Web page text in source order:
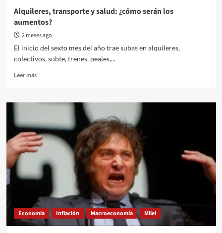
Alquileres, transporte y salud: ¿cómo serán los
aumentos?
2 meses ago
El inicio del sexto mes del año trae subas en alquileres,
colectivos, subte, trenes, peajes,...
Leer másRead
Alquileres,
salud:
¿cómo
serán
los
aumentos?
Economía Inflación Macroeconomía Milei